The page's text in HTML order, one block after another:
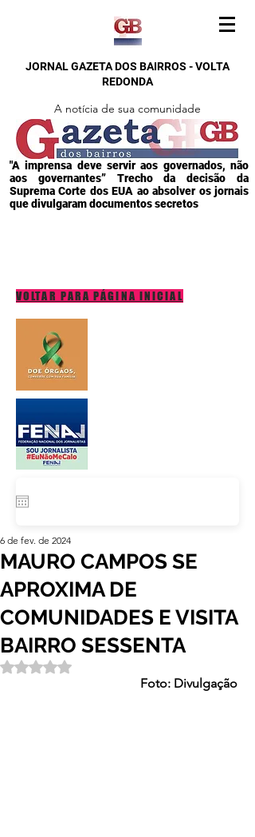
JORNAL GAZETA DOS BAIRROS - VOLTA
REDONDA
A notícia de sua comunidade
"A imprensa deve servir aos governados, não
aos governantes” Trecho da decisão da
Suprema Corte dos EUA ao absolver os jornais
que divulgaram documentos secretos
VOLTAR PARA PÁGINA INICIAL
MAURO CAMPOS SE
APROXIMA DE
COMUNIDADES E VISITA
BAIRRO SESSENTA
6 de fev. de 2024
Avaliado com NaN de 5 estrelas.
Foto: Divulgação